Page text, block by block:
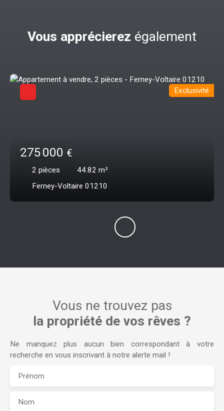
Vous apprécierez également
275 000 €
2 pièces 44.82 m²
Ferney-Voltaire 01210
Exclusivité
Vous ne trouvez pas
la propriété de vos rêves ?
Ne manquez plus aucun bien correspondant à votre
recherche en vous inscrivant à notre alerte mail !
Prénom
Nom